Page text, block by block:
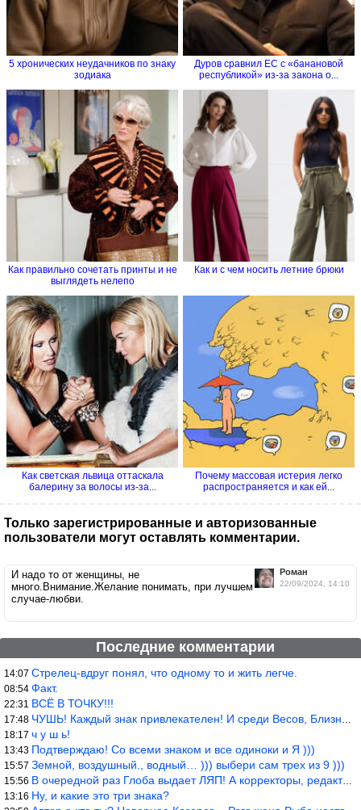
5 хронических неудачников по знаку
зодиака
Дуров сравнил ЕС с «банановой
республикой» из-за закона о...
Как правильно сочетать принты и не
выглядеть нелепо
Как и с чем носить летние брюки
Как светская львица оттаскала
балерину за волосы из-за...
Почему массовая истерия легко
распространяется и как ей...
Только зарегистрированные и авторизованные
пользователи могут оставлять комментарии.
Роман
22/09/2024, 14:10
И надо то от женщины, не
много.Внимание.Желание понимать, при лучшем
случае-любви.
Последние комментарии
14:07 Стрелец-вдруг понял, что одному то и жить легче.
08:54 Факт.
22:31 ВСЁ В ТОЧКУ!!!
17:48 ЧУШЬ! Каждый знак привлекателен! И среди Весов, Близнецов встреч
18:17 ч у ш ь!
13:43 Подтверждаю! Со всеми знаком и все одиноки и Я )))
15:57 Земной, воздушный., водный… ))) выбери сам трех из 9 )))
15:56 В очередной раз Глоба выдает ЛЯП! А корректоры, редакторы пропус
13:16 Ну, и какие это три знака?